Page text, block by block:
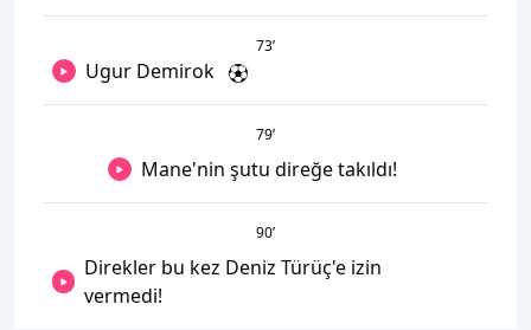
73’
Ugur Demirok
79’
Mane'nin şutu direğe takıldı!
90’
Direkler bu kez Deniz Türüç'e izin
vermedi!